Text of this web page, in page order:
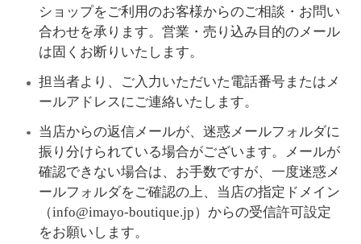
ショップをご利用のお客様からのご相談・お問い
合わせを承ります。営業・売り込み目的のメール
は固くお断りいたします。
担当者より、ご入力いただいた電話番号またはメ
ールアドレスにご連絡いたします。
当店からの返信メールが、迷惑メールフォルダに
振り分けられている場合がございます。メールが
確認できない場合は、お手数ですが、一度迷惑メ
ールフォルダをご確認の上、当店の指定ドメイン
（info@imayo-boutique.jp）からの受信許可設定
をお願いします。